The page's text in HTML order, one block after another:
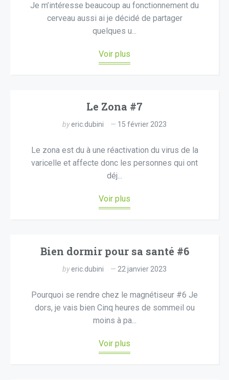
Je m’intéresse beaucoup au fonctionnement du
cerveau aussi ai je décidé de partager
quelques u...
Voir plus
Le Zona #7
byeric.dubini 15 février 2023
Le zona est du à une réactivation du virus de la
varicelle et affecte donc les personnes qui ont
déj...
Voir plus
Bien dormir pour sa santé #6
byeric.dubini 22 janvier 2023
Pourquoi se rendre chez le magnétiseur #6 Je
dors, je vais bien Cinq heures de sommeil ou
moins à pa...
Voir plus